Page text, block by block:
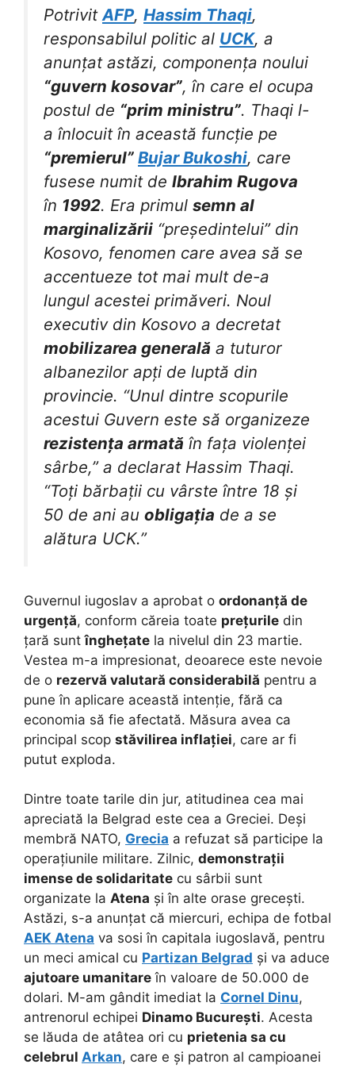
PotrivitAFP, Hassim Thaqi,
responsabilul politic al UCK, a
anunțat astăzi, componența noului
“guvern kosovar”, în care el ocupa
postul de “prim ministru”. Thaqi l-
a înlocuit în această funcție pe
“premierul” Bujar Bukoshi, care
fusese numit de Ibrahim Rugova
în 1992. Era primul semn al
marginalizării “președintelui” din
Kosovo, fenomen care avea să se
accentueze tot mai mult de-a
lungul acestei primăveri. Noul
executiv din Kosovo a decretat
mobilizarea generală a tuturor
albanezilor apți de luptă din
provincie. “Unul dintre scopurile
acestui Guvern este să organizeze
rezistența armată în fața violenței
sârbe,” a declarat Hassim Thaqi.
“Toți bărbații cu vârste între 18 și
50 de ani au obligația de a se
alătura UCK.”
Guvernul iugoslav a aprobat o ordonanță de
urgență, conform căreia toate prețurile din
țară suntînghețate la nivelul din 23 martie.
Vestea m-a impresionat, deoarece este nevoie
de o rezervă valutară considerabilă pentru a
pune în aplicare această intenție, fără ca
economia să fie afectată. Măsura avea ca
principal scop stăvilirea inflației, care ar fi
putut exploda.
Dintre toate tarile din jur, atitudinea cea mai
apreciată la Belgrad este cea a Greciei. Deși
membră NATO, Grecia a refuzat să participe la
operațiunile militare. Zilnic, demonstrații
imense de solidaritate cu sârbii sunt
organizate la Atena și în alte orase grecești.
Astăzi, s-a anunțat că miercuri, echipa de fotbal
AEK Atena va sosi în capitala iugoslavă, pentru
un meci amical cu Partizan Belgrad și va aduce
ajutoare umanitare în valoare de 50.000 de
dolari. M-am gândit imediat la Cornel Dinu,
antrenorul echipei Dinamo București. Acesta
se lăuda de atâtea ori cu prietenia sa cu
celebrul Arkan, care e și patron al campioanei